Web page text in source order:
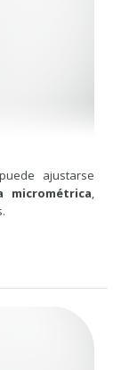
ajustarse
micrométrica,